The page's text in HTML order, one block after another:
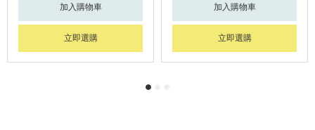
加入購物車
立即選購
加入購物車
立即選購